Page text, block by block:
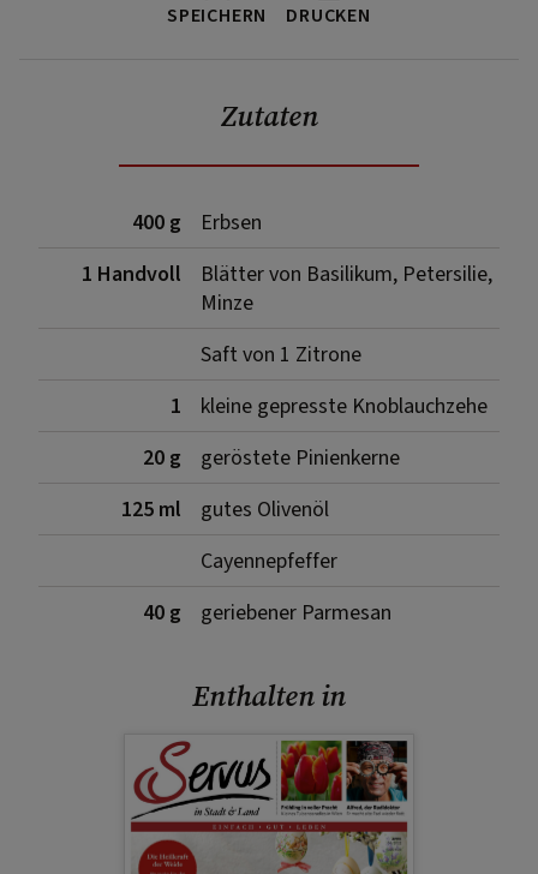
SPEICHERN DRUCKEN
Zutaten
400 g
Erbsen
1 Handvoll
Blätter von Basilikum, Petersilie,
Minze
Saft von 1 Zitrone
1
kleine gepresste Knoblauchzehe
20 g
geröstete Pinienkerne
125 ml
gutes Olivenöl
Cayennepfeffer
40 g
geriebener Parmesan
Enthalten in